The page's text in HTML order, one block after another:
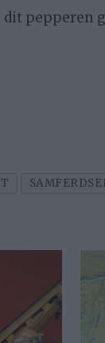
dit pepperen